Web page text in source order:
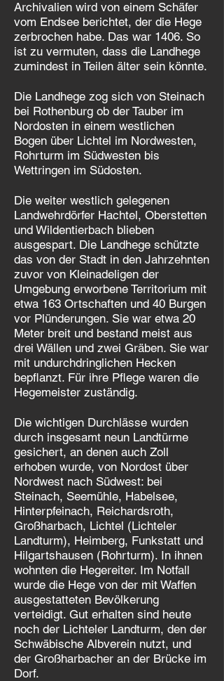
Archivalien wird von einem Schäfer
vom Endsee berichtet, der die Hege
zerbrochen habe. Das war 1406. So
ist zu vermuten, dass die Landhege
zumindest in Teilen älter sein könnte.
Die Landhege zog sich von Steinach
bei Rothenburg ob der Tauber im
Nordosten in einem westlichen
Bogen über Lichtel im Nordwesten,
Rohrturm im Südwesten bis
Wettringen im Südosten.
Die weiter westlich gelegenen
Landwehrdörfer Hachtel, Oberstetten
und Wildentierbach blieben
ausgespart. Die Landhege schützte
das von der Stadt in den Jahrzehnten
zuvor von Kleinadeligen der
Umgebung erworbene Territorium mit
etwa 163 Ortschaften und 40 Burgen
vor Plünderungen. Sie war etwa 20
Meter breit und bestand meist aus
drei Wällen und zwei Gräben. Sie war
mit undurchdringlichen Hecken
bepflanzt. Für ihre Pflege waren die
Hegemeister zuständig.
Die wichtigen Durchlässe wurden
durch insgesamt neun Landtürme
gesichert, an denen auch Zoll
erhoben wurde, von Nordost über
Nordwest nach Südwest: bei
Steinach, Seemühle, Habelsee,
Hinterpfeinach, Reichardsroth,
Großharbach, Lichtel (Lichteler
Landturm), Heimberg, Funkstatt und
Hilgartshausen (Rohrturm). In ihnen
wohnten die Hegereiter. Im Notfall
wurde die Hege von der mit Waffen
ausgestatteten Bevölkerung
verteidigt. Gut erhalten sind heute
noch der Lichteler Landturm, den der
Schwäbische Albverein nutzt, und
der Großharbacher an der Brücke im
Dorf.